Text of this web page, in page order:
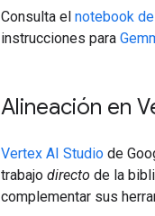
Consulta el notebook
instrucciones para
Alineación en
Vertex AI Studio de
trabajo directo de la
complementar sus